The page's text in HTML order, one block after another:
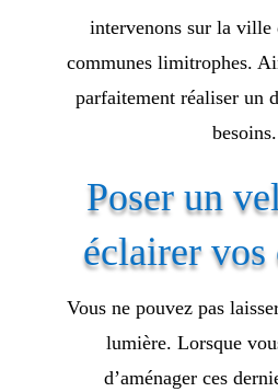
intervenons sur la ville
communes limitrophes.
parfaitement réaliser un
besoins.
Poser un
éclairer vos
Vous ne pouvez pas
lumière. Lorsque
d’aménager ces